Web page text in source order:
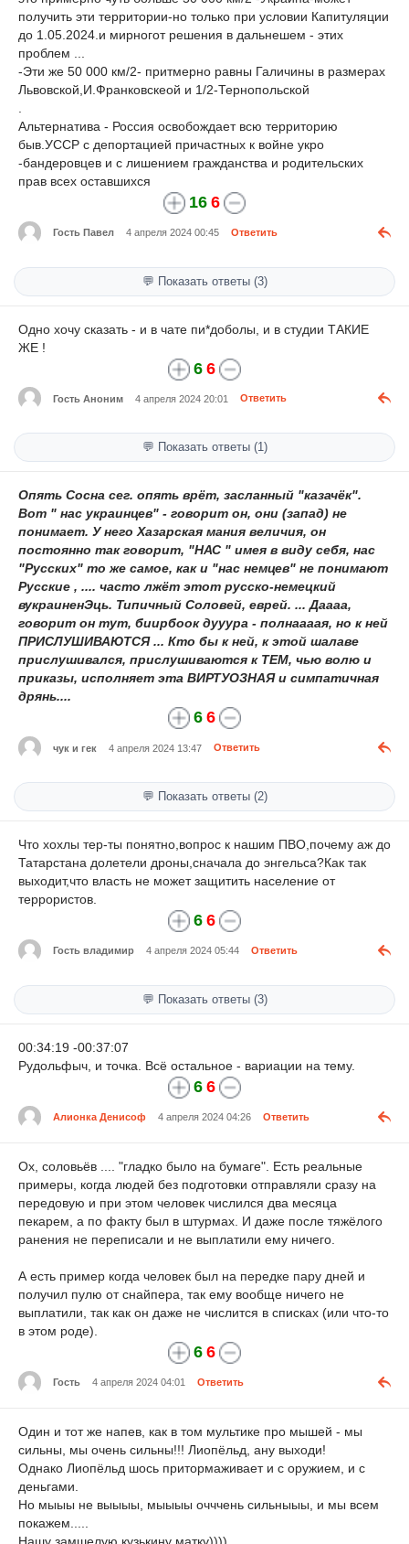
получить эти территории-но только при условии Капитуляции
до 1.05.2024.и мирногот решения в дальнешем - этих
проблем ...
-Эти же 50 000 км/2- притмерно равны Галичины в размерах
Львовской,И.Франковскеой и 1/2-Тернопольской
Альтернатива - Россия освобождает всю территорию
быв.УССР с депортацией причастных к войне укро
-бандеровцев и с лишением гражданства и родительских
прав всех оставшихся
16 6
Гость Павел 4 апреля 2024 00:45 Ответить
💬 Показать ответы (3)
Одно хочу сказать - и в чате пи*доболы, и в студии ТАКИЕ
ЖЕ !
6 6
Гость Аноним 4 апреля 2024 20:01 Ответить
💬 Показать ответы (1)
Опять Сосна сег. опять врёт, засланный "казачёк".
Вот " нас украинцев" - говорит он, они (запад) не
понимает. У него Хазарская мания величия, он
постоянно так говорит, "НАС " имея в виду себя, нас
"Русских" то же самое, как и "нас немцев" не понимают
Русские , .... часто лжёт этот русско-немецкий
вукраиненЭць. Типичный Соловей, еврей. ... Даааа,
говорит он тут, биирбоок дууура - полнаааая, но к ней
ПРИСЛУШИВАЮТСЯ ... Кто бы к ней, к этой шалаве
прислушивался, прислушиваются к ТЕМ, чью волю и
приказы, исполняет эта ВИРТУОЗНАЯ и симпатичная
дрянь....
6 6
чук и гек 4 апреля 2024 13:47 Ответить
💬 Показать ответы (2)
Что хохлы тер-ты понятно,вопрос к нашим ПВО,почему аж до
Татарстана долетели дроны,сначала до энгельса?Как так
выходит,что власть не может защитить население от
террористов.
6 6
Гость владимир 4 апреля 2024 05:44 Ответить
💬 Показать ответы (3)
00:34:19 -00:37:07
Рудольфыч, и точка. Всё остальное - вариации на тему.
6 6
Алионка Денисоф 4 апреля 2024 04:26 Ответить
Ох, соловьёв .... "гладко было на бумаге". Есть реальные
примеры, когда людей без подготовки отправляли сразу на
передовую и при этом человек числился два месяца
пекарем, а по факту был в штурмах. И даже после тяжёлого
ранения не переписали и не выплатили ему ничего.
А есть пример когда человек был на передке пару дней и
получил пулю от снайпера, так ему вообще ничего не
выплатили, так как он даже не числится в списках (или что-то
в этом роде).
6 6
Гость 4 апреля 2024 04:01 Ответить
Один и тот же напев, как в том мультике про мышей - мы
сильны, мы очень сильны!!! Лиопёльд, ану выходи!
Однако Лиопёльд шось притормаживает и с оружием, и с
деньгами.
Но мыыы не выыыы, мыыыы очччень сильныыы, и мы всем
покажем.....
Нашу замшелую кузькину матку))))